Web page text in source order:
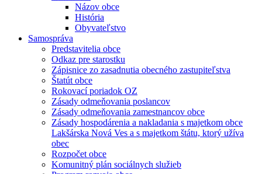
Názov obce
História
Obyvateľstvo
Samospráva
Predstavitelia obce
Odkaz pre starostku
Zápisnice zo zasadnutia obecného zastupiteľstva
Štatút obce
Rokovací poriadok OZ
Zásady odmeňovania poslancov
Zásady odmeňovania zamestnancov obce
Zásady hospodárenia a nakladania s majetkom obce
Lakšárska Nová Ves a s majetkom štátu, ktorý užíva
obec
Rozpočet obce
Komunitný plán sociálnych služieb